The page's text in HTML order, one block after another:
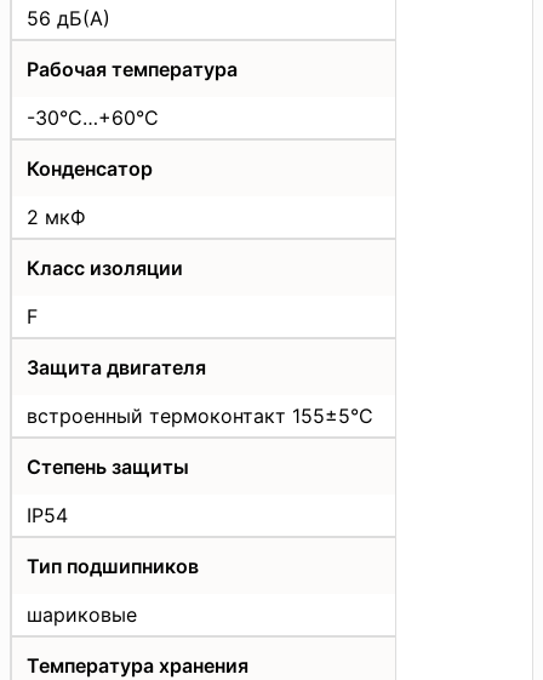
56 дБ(А)
Рабочая температура
-30°C…+60°C
Конденсатор
2 мкФ
Класс изоляции
F
Защита двигателя
встроенный термоконтакт 155±5°C
Степень защиты
IP54
Тип подшипников
шариковые
Температура хранения